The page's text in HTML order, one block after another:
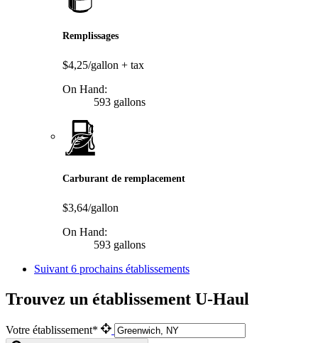
Remplissages
$4,25/gallon + tax
On Hand:
593 gallons
Carburant de remplacement
$3,64/gallon
On Hand:
593 gallons
Suivant 6 prochains établissements
Trouvez un établissement U-Haul
Votre établissement*